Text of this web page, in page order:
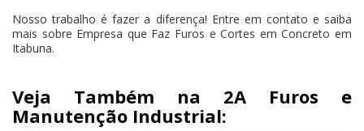
Nosso trabalho é fazer a diferença! Entre em contato e saiba
mais sobre Empresa que Faz Furos e Cortes em Concreto em
Itabuna.
Veja Também na 2A Furos e
Manutenção Industrial: